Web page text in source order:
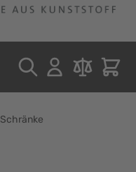
Schränke